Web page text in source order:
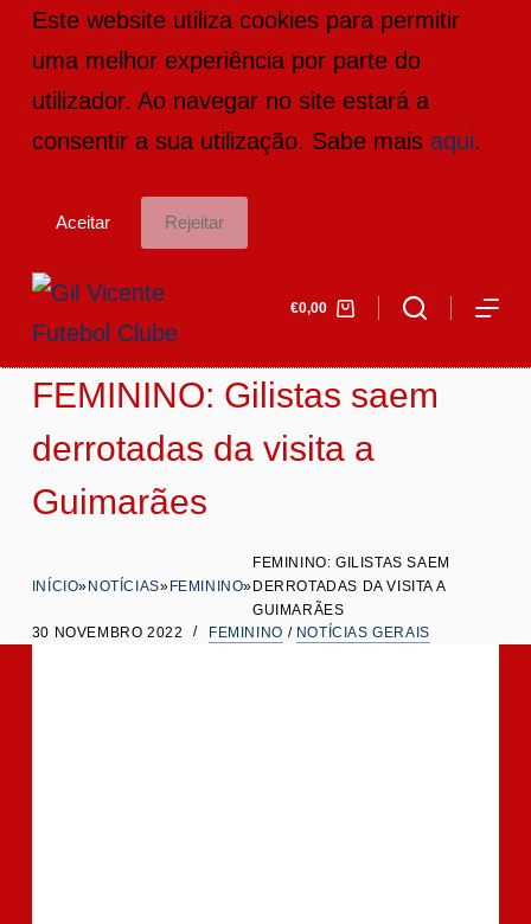
P
u
a
a
n
e
ú
Este website utiliza cookies para permitir
uma melhor experiência por parte do
utilizador. Ao navegar no site estará a
consentir a sua utilização. Sabe mais aqui.
Aceitar Rejeitar
€0,00
FEMININO: Gilistas saem
derrotadas da visita a
Guimarães
INÍCIO» NOTÍCIAS» FEMININO»
FEMININO: GILISTAS SAEM
DERROTADAS DA VISITA A
GUIMARÃES
30 NOVEMBRO 2022
FEMININO / NOTÍCIAS GERAIS